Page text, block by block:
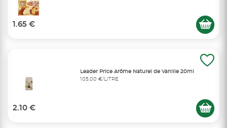
1.65 €
Leader Price Arôme Naturel de Vanille 20ml
105,00 €/LITRE
2.10 €